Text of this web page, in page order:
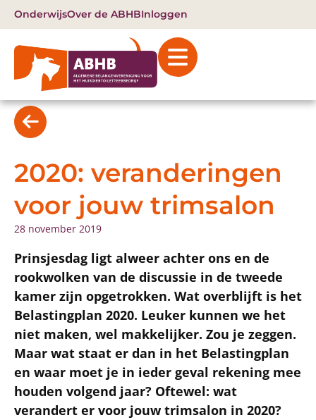
OnderwijsOver de ABHBInloggen
2020: veranderingen
voor jouw trimsalon
28 november 2019
Prinsjesdag ligt alweer achter ons en de
rookwolken van de discussie in de tweede
kamer zijn opgetrokken. Wat overblijft is het
Belastingplan 2020. Leuker kunnen we het
niet maken, wel makkelijker. Zou je zeggen.
Maar wat staat er dan in het Belastingplan
en waar moet je in ieder geval rekening mee
houden volgend jaar? Oftewel: wat
verandert er voor jouw trimsalon in 2020?